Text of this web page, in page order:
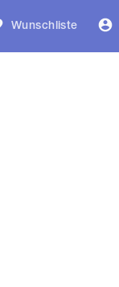
Wunschliste